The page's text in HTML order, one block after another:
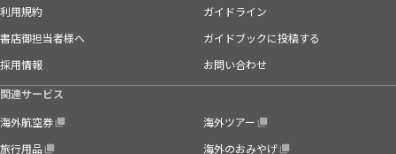
利用規約
ガイドライン
書店御担当者様へ
ガイドブックに投稿する
採用情報
お問い合わせ
関連サービス
海外航空券
海外ツアー
旅行用品
海外のおみやげ